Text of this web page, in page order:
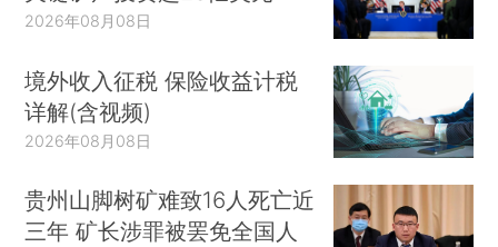
2026年08月08日
境外收入征税 保险收益计税
详解(含视频)
2026年08月08日
贵州山脚树矿难致16人死亡近
三年 矿长涉罪被罢免全国人